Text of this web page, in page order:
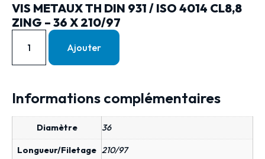
VIS METAUX TH DIN 931 / ISO 4014 CL8,8
ZING – 36 X 210/97
Ajouter
Informations complémentaires
Diamètre 36
Longueur/Filetage 210/97